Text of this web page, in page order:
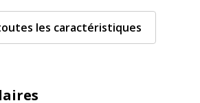
Oui
les caractéristiques